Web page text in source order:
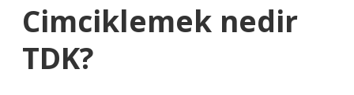
Cimciklemek nedir
TDK?